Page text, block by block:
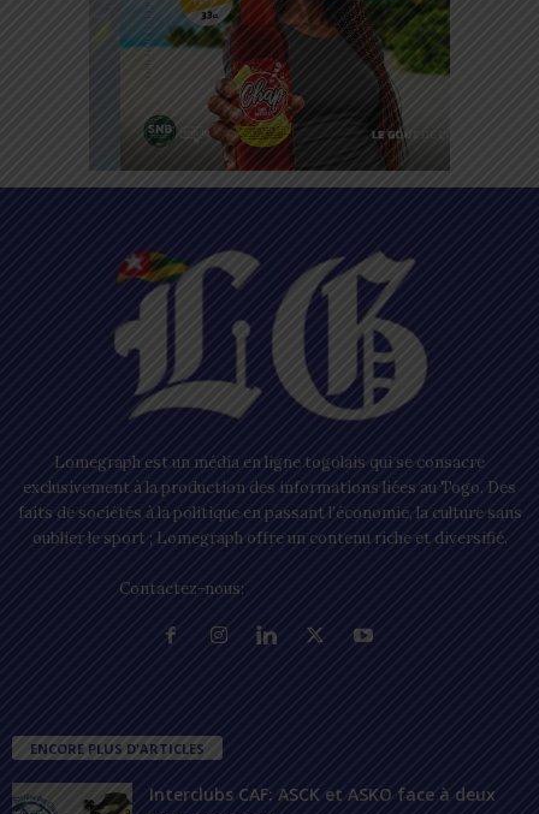
Lomegraph est un média en ligne togolais qui se consacre
exclusivement à la production des informations liées au Togo. Des
faits de sociétés à la politique en passant l’économie, la culture sans
oublier le sport ; Lomegraph offre un contenu riche et diversifié.
Contactez-nous:
ENCORE PLUS D'ARTICLES
Interclubs CAF: ASCK et ASKO face à deux